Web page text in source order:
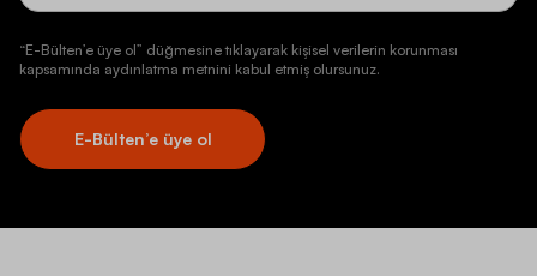
“E-Bülten’e üye ol” düğmesine tıklayarak kişisel verilerin korunması
kapsamında aydınlatma metnini kabul etmiş olursunuz.
E-Bülten’e üye ol